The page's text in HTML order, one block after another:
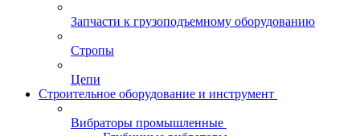
Запчасти к грузоподъемному оборудованию
Стропы
Цепи
Строительное оборудование и инструмент
Вибраторы промышленные